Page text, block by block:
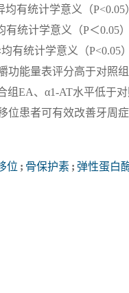
有统计学意义（
有统计学意义（P＜
有统计学意义（
能量表评分高于对照
EA、α1-AT水平低于
位患者可有效改善牙周
位 ; 骨保护素 ; 弹性蛋白